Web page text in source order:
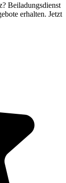
Beiladungsdienst
erhalten. Jetzt